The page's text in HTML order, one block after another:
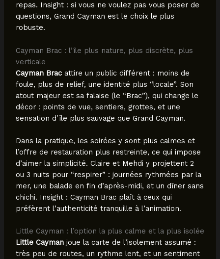
repas. Insight : si vous ne voulez pas vous poser de
questions, Grand Cayman est le choix le plus
robuste.
Cayman Brac : l’île plus nature, plus discrète, plus
verticale
Cayman Bracattire un public différent : moins de
foule, plus de relief, une identité plus “locale”. Son
atout majeur est sa falaise (le “Brac”), qui change le
décor : points de vue, sentiers, grottes, et une
sensation d’île plus sauvage que Grand Cayman.
Dans la pratique, les soirées y sont plus calmes et
l’offre de restauration plus restreinte, ce qui impose
d’aimer la simplicité. Claire et Mehdi y projettent 2
ou 3 nuits pour “respirer” : journées rythmées par la
mer, une balade en fin d’après-midi, et un dîner sans
chichi. Insight : Cayman Brac plaît à ceux qui
préfèrent l’authenticité tranquille à l’animation.
Little Cayman : l’option la plus calme et la plus isolée
Little Caymanjoue la carte de l’isolement assumé :
très peu de routes, un rythme lent, et un sentiment